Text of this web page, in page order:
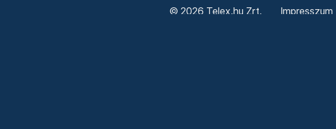
© 2026 Telex.hu Zrt. Impresszum